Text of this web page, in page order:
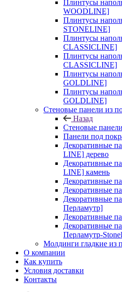
Плинтусы
WOODLINE]
Плинтусы
STONELINE]
Плинтусы
CLASSICLINE]
Плинтусы
CLASSICLINE]
Плинтусы
GOLDLINE]
Плинтусы
GOLDLINE]
Стеновые панели из
Назад
Стеновые
Панели под
Декоративные
LINE] дерево
Декоративные
LINE] камень
Декоративные
Декоративные
Декоративные
Перламутр]
Декоративные
Декоративные
Перламутр-
Молдинги гладкие из
О компании
Как купить
Условия доставки
Контакты